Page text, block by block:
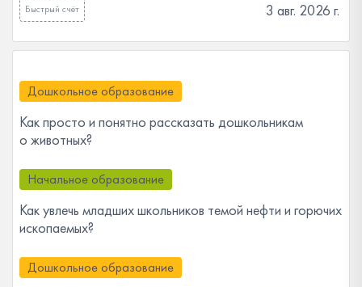
Быстрый счёт 3 авг. 2026 г.
Дошкольное образование
Как просто и понятно рассказать дошкольникам
о животных?
Начальное образование
Как увлечь младших школьников темой нефти и горючих
ископаемых?
Дошкольное образование